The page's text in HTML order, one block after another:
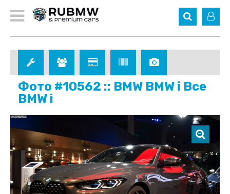
Фото #10562 :: BMW BMW i Все
BMW i